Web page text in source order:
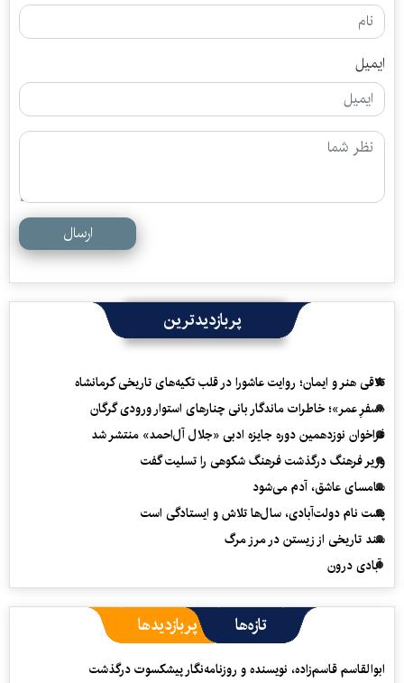
ایمیل
ارسال
پربازدیدترین
تلاقی هنر و ایمان؛ روایت عاشورا در قلب تکیه‌های تاریخی کرمانشاه
«سفرِ عمر»؛ خاطرات ماندگار بانی چنارهای استوار ورودی گرگان
فراخوان نوزدهمین دوره جایزه ادبی «جلال آل‌احمد» منتشر شد
وزیر فرهنگ درگذشت فرهنگ شکوهی را تسلیت گفت
سامسای عاشق، آدم می‌شود
پشت نام دولت‌آبادی، سال‌ها تلاش و ایستادگی است
سند تاریخی از زیستن در مرز مرگ
آبادی درون
تازه‌ها پربازدیدها
ابوالقاسم قاسم‌زاده، نویسنده و روزنامه‌نگار پیشکسوت درگذشت